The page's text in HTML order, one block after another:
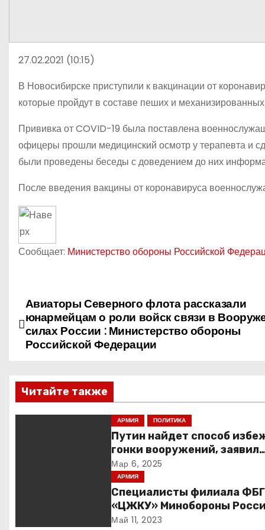
27.02.2021 (10:15)
В Новосибирске приступили к вакцинации от
которые пройдут в составе пеших и
Прививка от COVID-19 была поставлена
офицеры прошли медицинский осмотр у терапевта и
были проведены беседы с доведением до них
После введения вакцины от коронавируса
Сообщает: Министерство обороны Российской
Н
а
и
г
Авиаторы Северного флота рассказали
юнармейцам о роли войск связи в
силах России : Министерство обороны
Российской Федерации
Читайте также
АРМИЯ ПОЛИТИКА
Путин найдет способ
гонки вооружений, заявил
пресс-секретарь
Мар 6, 2025
АРМИЯ
Специалисты филиала
«ЦЖКУ» Минобороны
ЦВО переведены в режим
Май 11, 2023